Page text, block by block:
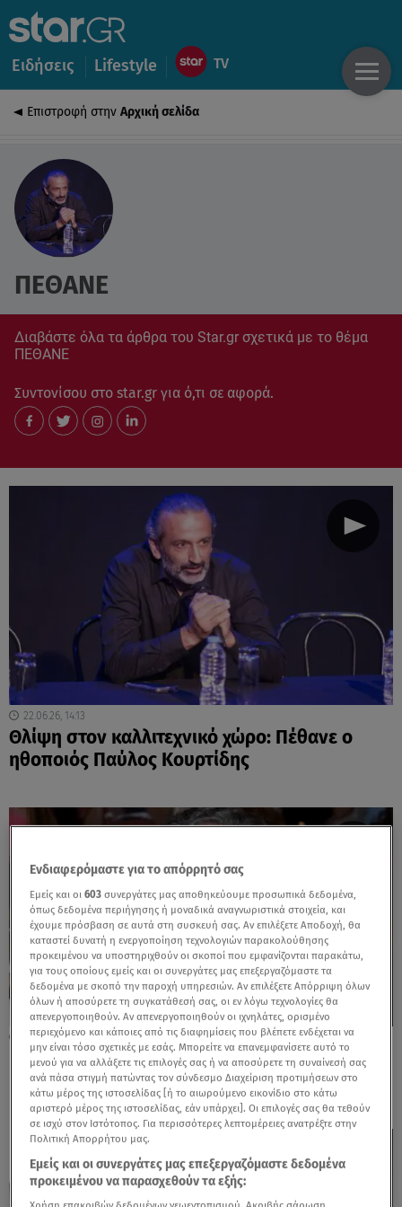
Ειδήσεις Lifestyle
Επιστροφή στην Αρχική σελίδα
ΠΕΘΑΝΕ
Διαβάστε όλα τα άρθρα του Star.gr σχετικά με το θέμα
ΠΕΘΑΝΕ
Συντονίσου στο star.gr για ό,τι σε αφορά.
22.06.26, 14:13
Θλίψη στον καλλιτεχνικό χώρο: Πέθανε ο
ηθοποιός Παύλος Κουρτίδης
19.05.25, 18:35
Νίκος Γαλανός: Πέθανε ο αγαπημένος
ηθοποιός σε ηλικία 79 ετών
Ενδιαφερόμαστε για το απόρρητό σας
Εμείς και οι603 συνεργάτες μας αποθηκεύουμε προσωπικά δεδομένα,
όπως δεδομένα περιήγησης ή μοναδικά αναγνωριστικά στοιχεία, και
έχουμε πρόσβαση σε αυτά στη συσκευή σας. Αν επιλέξετε Αποδοχή, θα
καταστεί δυνατή η ενεργοποίηση τεχνολογιών παρακολούθησης
προκειμένου να υποστηριχθούν οι σκοποί που εμφανίζονται παρακάτω,
για τους οποίους εμείς και οι συνεργάτες μας επεξεργαζόμαστε τα
δεδομένα με σκοπό την παροχή υπηρεσιών. Αν επιλέξετε Απόρριψη όλων
όλων ή αποσύρετε τη συγκατάθεσή σας, οι εν λόγω τεχνολογίες θα
απενεργοποιηθούν. Αν απενεργοποιηθούν οι ιχνηλάτες, ορισμένο
περιεχόμενο και κάποιες από τις διαφημίσεις που βλέπετε ενδέχεται να
μην είναι τόσο σχετικές με εσάς. Μπορείτε να επανεμφανίσετε αυτό το
μενού για να αλλάξετε τις επιλογές σας ή να αποσύρετε τη συναίνεσή σας
ανά πάσα στιγμή πατώντας τον σύνδεσμο Διαχείριση προτιμήσεων στο
κάτω μέρος της ιστοσελίδας [ή το αιωρούμενο εικονίδιο στο κάτω
αριστερό μέρος της ιστοσελίδας, εάν υπάρχει]. Οι επιλογές σας θα τεθούν
σε ισχύ στον Ιστότοπος. Για περισσότερες λεπτομέρειες ανατρέξτε στην
Πολιτική Απορρήτου μας.
Εμείς και οι συνεργάτες μας επεξεργαζόμαστε δεδομένα
προκειμένου να παρασχεθούν τα εξής: